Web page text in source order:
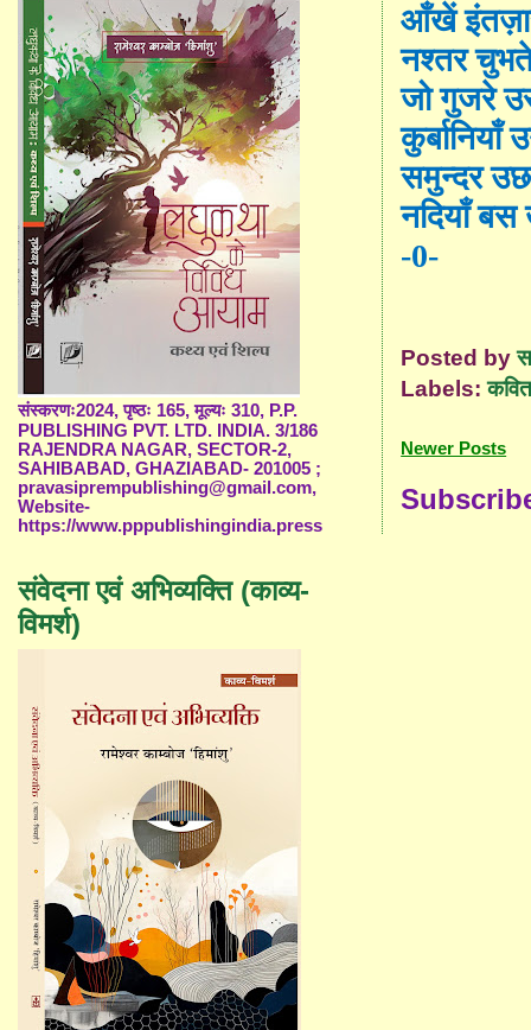
आँखें
नश्तर
जो गुजरे
समुन्दर
नदियाँ
-0-
Posted by
Labels:
Newer Posts
संस्करणः2024, पृष्ठः 165, मूल्यः 310, P.P.
PUBLISHING PVT. LTD. INDIA. 3/186
RAJENDRA NAGAR, SECTOR-2,
SAHIBABAD, GHAZIABAD- 201005 ;
pravasiprempublishing@gmail.com,
Website-
https://www.pppublishingindia.press
संवेदना एवं अभिव्यक्ति (काव्य-
विमर्श)